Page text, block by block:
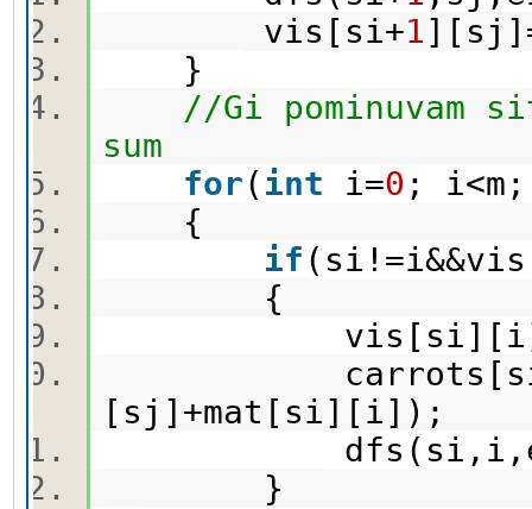
vis[si+1
}
//Gi pominuvam
sum
for( int i=0 ;
{
if
{
[sj]+mat[si][i]);
}